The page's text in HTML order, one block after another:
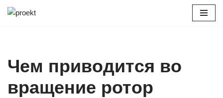
Чем приводится во
вращение ротор